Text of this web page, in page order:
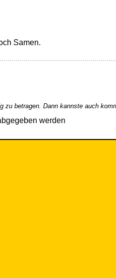
Samen.
zu betragen. Dann kannste auch
werden